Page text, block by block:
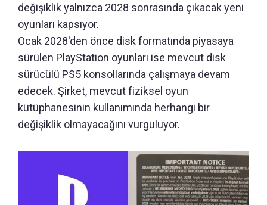
değişiklik yalnızca 2028 sonrasında çıkacak yeni
oyunları kapsıyor.
Ocak 2028'den önce disk formatında piyasaya
sürülen PlayStation oyunları ise mevcut disk
sürücülü PS5 konsollarında çalışmaya devam
edecek. Şirket, mevcut fiziksel oyun
kütüphanesinin kullanımında herhangi bir
değişiklik olmayacağını vurguluyor.